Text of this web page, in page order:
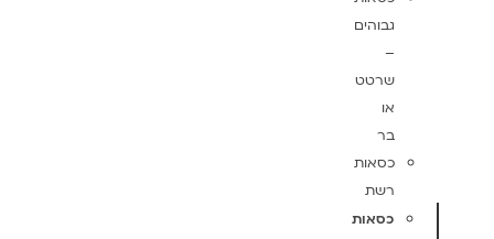
גבוהים
–
שרטט
או
בר
כסאות
רשת
כסאות